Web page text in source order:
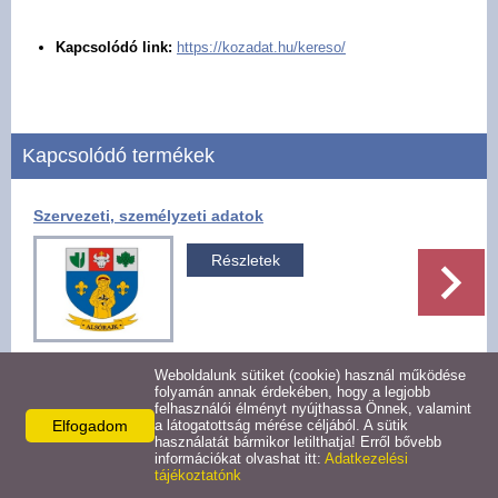
Választási információk -
Közérdekű adatok -
Alsórajk
EFOP-1.5.2-16-2017-00008
Kapcsolódó link: https://kozadat.hu/kereso/
Kapcsolódó termékek
Szervezeti, személyzeti adatok
Részletek
Facebook X
Vissza az előző oldalra!
Elfogadom
Weboldalunk sütiket (cookie) használ működése
folyamán annak érdekében, hogy a legjobb
felhasználói élményt nyújthassa Önnek, valamint
a látogatottság mérése céljából. A sütik
használatát bármikor letilthatja! Erről bővebb
információkat olvashat itt: Adatkezelési
tájékoztatónk